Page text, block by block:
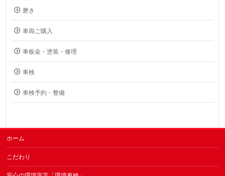
磨き
車両ご購入
車板金・塗装・修理
車検
車検予約・整備
ホーム
こだわり